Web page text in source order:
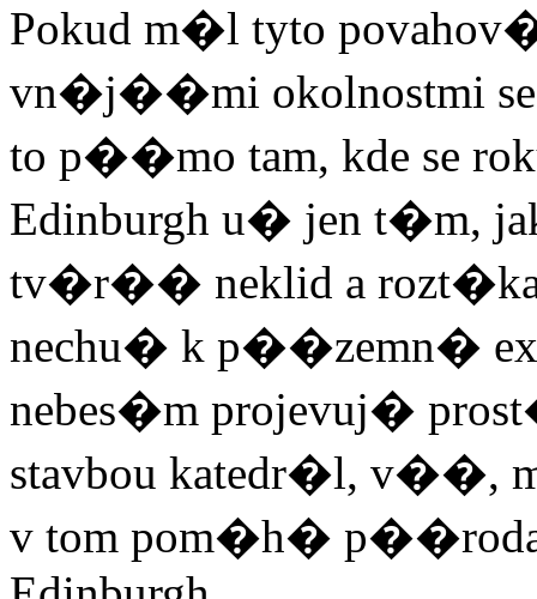
Pokud m�l tyto
vn�j��mi okolnostmi
to p��mo tam, kde se
Edinburgh u� jen t�m,
tv�r�� neklid a
nechu� k p��zemn�
nebes�m projevuj�
stavbou katedr�l, v��,
v tom pom�h�